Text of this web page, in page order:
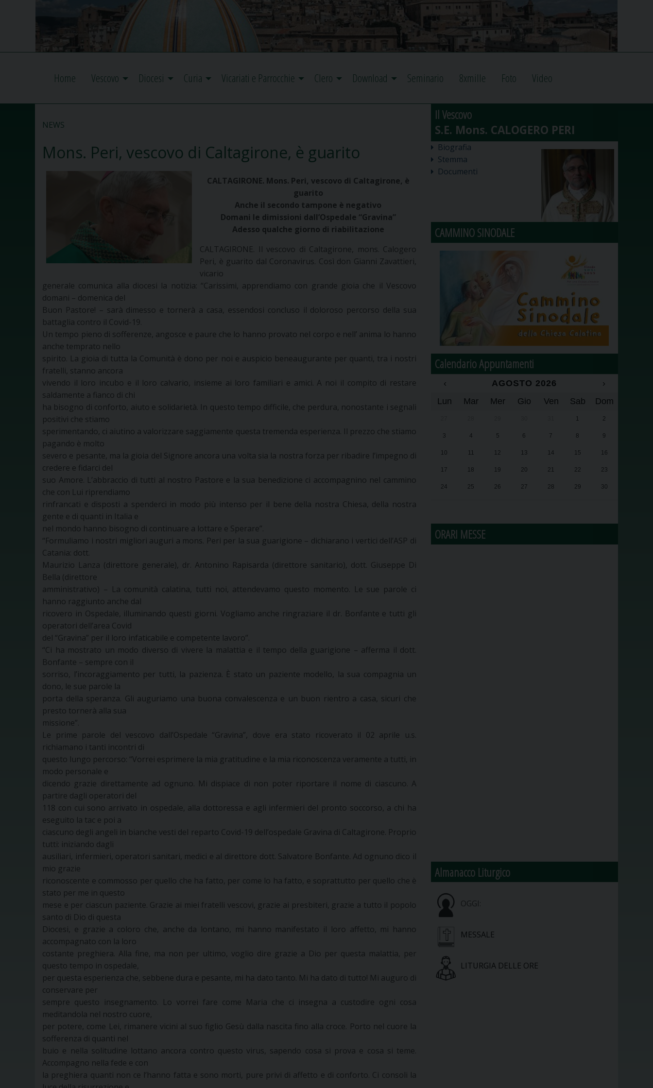
Home Vescovo Diocesi Curia Vicariati e Parrocchie Clero Download Seminario 8xmille Foto Video
NEWS
Mons. Peri, vescovo di Caltagirone, è guarito
CALTAGIRONE. Mons. Peri, vescovo di Caltagirone, è
guarito
Anche il secondo tampone è negativo
Domani le dimissioni dall’Ospedale “Gravina”
Adesso qualche giorno di riabilitazione
CALTAGIRONE. Il vescovo di Caltagirone, mons. Calogero
Peri, è guarito dal Coronavirus. Così don Gianni Zavattieri,
vicario
generale comunica alla diocesi la notizia: “Carissimi, apprendiamo con grande gioia che il Vescovo
domani – domenica del
Buon Pastore! – sarà dimesso e tornerà a casa, essendosi concluso il doloroso percorso della sua
battaglia contro il Covid-19.
Un tempo pieno di sofferenze, angosce e paure che lo hanno provato nel corpo e nell’ anima lo hanno
anche temprato nello
spirito. La gioia di tutta la Comunità è dono per noi e auspicio beneaugurante per quanti, tra i nostri
fratelli, stanno ancora
vivendo il loro incubo e il loro calvario, insieme ai loro familiari e amici. A noi il compito di restare
saldamente a fianco di chi
ha bisogno di conforto, aiuto e solidarietà. In questo tempo difficile, che perdura, nonostante i segnali
positivi che stiamo
sperimentando, ci aiutino a valorizzare saggiamente questa tremenda esperienza. Il prezzo che stiamo
pagando è molto
severo e pesante, ma la gioia del Signore ancora una volta sia la nostra forza per ribadire l’impegno di
credere e fidarci del
suo Amore. L’abbraccio di tutti al nostro Pastore e la sua benedizione ci accompagnino nel cammino
che con Lui riprendiamo
rinfrancati e disposti a spenderci in modo più intenso per il bene della nostra Chiesa, della nostra
gente e di quanti in Italia e
nel mondo hanno bisogno di continuare a lottare e Sperare”.
“Formuliamo i nostri migliori auguri a mons. Peri per la sua guarigione – dichiarano i vertici dell’ASP di
Catania: dott.
Maurizio Lanza (direttore generale), dr. Antonino Rapisarda (direttore sanitario), dott. Giuseppe Di
Bella (direttore
amministrativo) – La comunità calatina, tutti noi, attendevamo questo momento. Le sue parole ci
hanno raggiunto anche dal
ricovero in Ospedale, illuminando questi giorni. Vogliamo anche ringraziare il dr. Bonfante e tutti gli
operatori dell’area Covid
del “Gravina” per il loro infaticabile e competente lavoro”.
“Ci ha mostrato un modo diverso di vivere la malattia e il tempo della guarigione – afferma il dott.
Bonfante – sempre con il
sorriso, l’incoraggiamento per tutti, la pazienza. È stato un paziente modello, la sua compagnia un
dono, le sue parole la
porta della speranza. Gli auguriamo una buona convalescenza e un buon rientro a casa, sicuri che
presto tornerà alla sua
missione”.
Le prime parole del vescovo dall’Ospedale “Gravina”, dove era stato ricoverato il 02 aprile u.s.
richiamano i tanti incontri di
questo lungo percorso: “Vorrei esprimere la mia gratitudine e la mia riconoscenza veramente a tutti, in
modo personale e
dicendo grazie direttamente ad ognuno. Mi dispiace di non poter riportare il nome di ciascuno. A
partire dagli operatori del
118 con cui sono arrivato in ospedale, alla dottoressa e agli infermieri del pronto soccorso, a chi ha
eseguito la tac e poi a
ciascuno degli angeli in bianche vesti del reparto Covid-19 dell’ospedale Gravina di Caltagirone. Proprio
tutti: iniziando dagli
ausiliari, infermieri, operatori sanitari, medici e al direttore dott. Salvatore Bonfante. Ad ognuno dico il
mio grazie
riconoscente e commosso per quello che ha fatto, per come lo ha fatto, e soprattutto per quello che è
stato per me in questo
mese e per ciascun paziente. Grazie ai miei fratelli vescovi, grazie ai presbiteri, grazie a tutto il popolo
santo di Dio di questa
Diocesi, e grazie a coloro che, anche da lontano, mi hanno manifestato il loro affetto, mi hanno
accompagnato con la loro
costante preghiera. Alla fine, ma non per ultimo, voglio dire grazie a Dio per questa malattia, per
questo tempo in ospedale,
per questa esperienza che, sebbene dura e pesante, mi ha dato tanto. Mi ha dato di tutto! Mi auguro di
conservare per
sempre questo insegnamento. Lo vorrei fare come Maria che ci insegna a custodire ogni cosa
meditandola nel nostro cuore,
per potere, come Lei, rimanere vicini al suo figlio Gesù dalla nascita fino alla croce. Porto nel cuore la
sofferenza di quanti nel
buio e nella solitudine lottano ancora contro questo virus, sapendo cosa si prova e cosa si teme.
Accompagno nella fede e con
la preghiera quanti non ce l’hanno fatta e sono morti, pure privi di affetto e di conforto. Ci consoli la
Il Vescovo
Biografia
Stemma
Documenti
CAMMINO SINODALE
Calendario Appuntamenti
‹ AGOSTO 2026
›
Lun
Mar Mer Gio Ven Sab Dom
1 2
3 4 5 6 7 8 9
10 11 12 13 14 15 16
17 18 19 20 21 22 23
24 25 26 27 28 29 30
ORARI MESSE
Almanacco Liturgico
OGGI:
MESSALE
LITURGIA DELLE ORE